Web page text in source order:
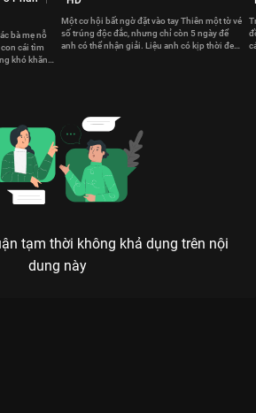
bà mẹ nỗ
cái tìm
khó khăn
Một cơ hội bất ngờ đặt vào tay Thiên một tờ vé
số trúng độc đắc, nhưng chỉ còn 5 ngày để
anh có thể nhận giải. Liệu anh có kịp thời đem
tạm thời không khả dụng trên nội
dung này